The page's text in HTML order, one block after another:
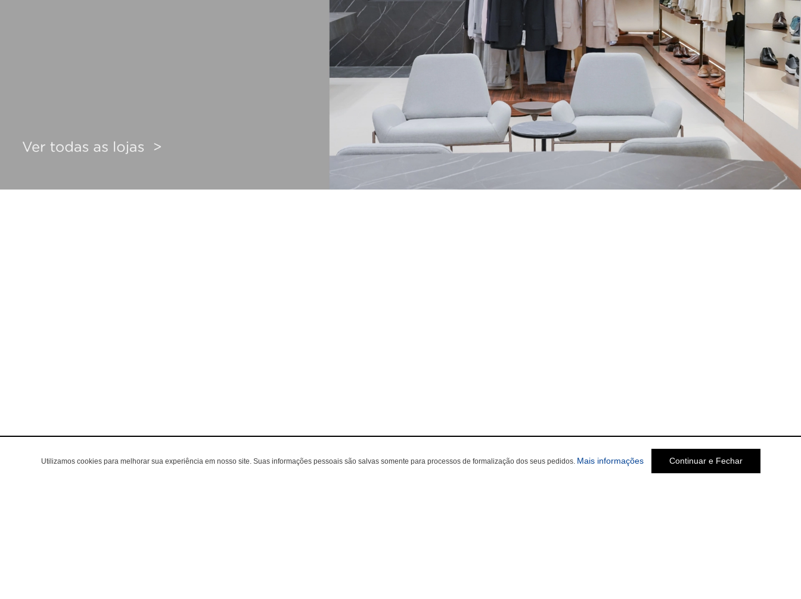
Utilizamos cookies para melhorar sua experiência em nosso site. Suas informações pessoais são salvas somente para processos de formalização dos seus pedidos. Mais informações Continuar e Fechar